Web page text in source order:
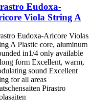
Eudoxa-
Viola String A
Eudoxa-Aricore Violas
A Plastic core, aluminum
in1/4 only available
form Excellent, warm,
sound Excellent
for all areas
Pirastro